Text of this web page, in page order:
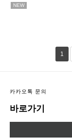
NEW
1
카카오톡 문의
바로가기